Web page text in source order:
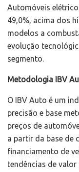
Automóveis
49,0%, acima dos
modelos a
evolução
segmento.
Metodologia IBV
O IBV Auto é um
precisão e base
preços de
a partir da base de
financiamento de
tendências de